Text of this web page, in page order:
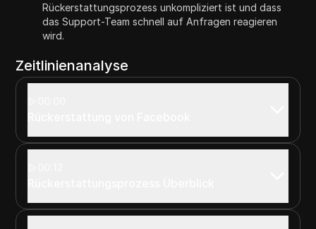
Rückerstattungsprozess unkompliziert ist und dass
das Support-Team schnell auf Anfragen reagieren
wird.
Zeitlinienanalyse